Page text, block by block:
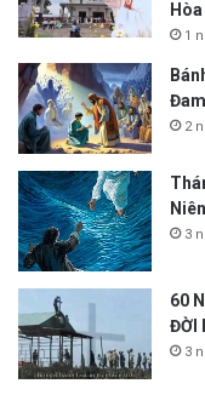
1
2
3
60
ĐỜI
3